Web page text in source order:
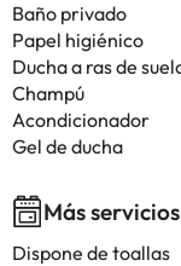
Baño privado
Papel higiénico
Ducha a ras de
Champú
Acondicionador
Gel de ducha
Más servicios
Dispone de toallas